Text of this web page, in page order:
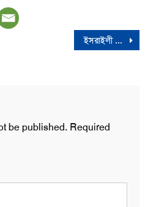
ইসরাইলী বাধা উপেক্ষা করে আল-আকসায় ৮০ হাজার মুসল্লির জুমা আদায়
be published. Required